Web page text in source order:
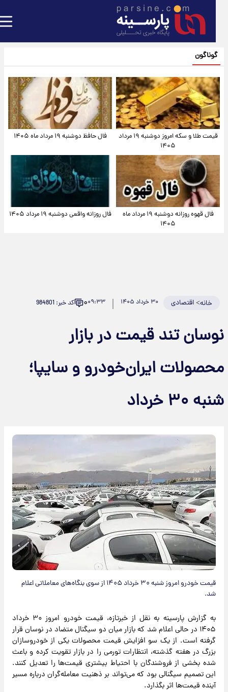
گوناگون
قیمت طلا و سکه امروز دوشنبه ۱۹ مرداد
۱۴۰۵
فال حافظ دوشنبه ۱۹ مرداد ماه ۱۴۰۵
فال قهوه روزانه دوشنبه ۱۹ مرداد ماه
۱۴۰۵
فال روزانه واقعی دوشنبه ۱۹ مرداد ۱۴۰۵
خانه>اقتصادی ۳۰ خرداد ۱۴۰۵ ۰۹:۳۳۰ کد خبر: 984801
تند قیمت در بازار
ایران‌خودرو و سایپا؛
۳۰ خرداد
قیمت خودرو امروز شنبه ۳۰ خرداد ۱۴۰۵ از سوی بنگاه‌های معاملاتی اعلام
شد.
به گزارش پارسینه به نقل از خبرتازه، قیمت خودرو امروز ۳۰ خرداد
۱۴۰۵ در حالی اعلام شد که بازار میان دو سیگنال متضاد در نوسان قرار
گرفته است. از یک سو افزایش قیمت محصولات یکی از خودروسازان
بزرگ در هفته گذشته، انتظارات تورمی را در بازار تقویت کرده و باعث
شده بخشی از فروشندگان با احتیاط بیشتری قیمت‌ها را تعدیل کنند.
این تصمیم سیگنالی بود که می‌تواند بر ذهنیت معامله‌گران درباره مسیر
آینده قیمت‌ها اثر بگذارد.